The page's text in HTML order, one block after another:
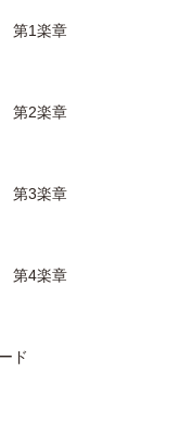
第1楽章
第2楽章
第3楽章
第4楽章
ド